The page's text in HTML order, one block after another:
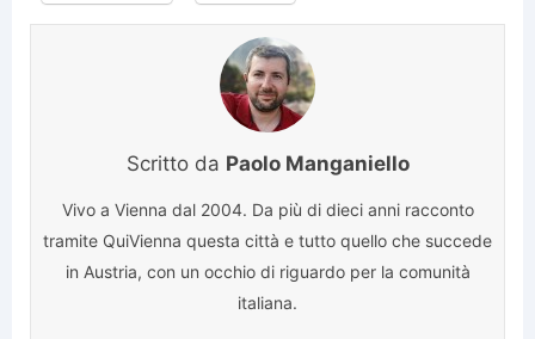
Scritto da Paolo Manganiello
Vivo a Vienna dal 2004. Da più di dieci anni racconto
tramite QuiVienna questa città e tutto quello che succede
in Austria, con un occhio di riguardo per la comunità
italiana.